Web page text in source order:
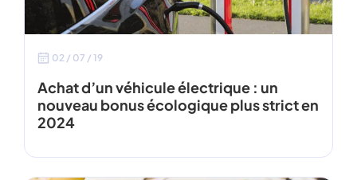
02 / 07 / 19
Achat d’un véhicule électrique : un
nouveau bonus écologique plus strict en
2024